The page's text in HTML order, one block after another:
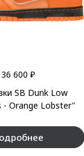
36 600 ₽
SB Dunk Low
- Orange Lobster"